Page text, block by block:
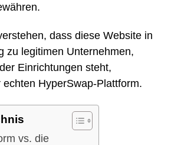
dass diese Website in
zu legitimen Unternehmen,
Einrichtungen steht,
HyperSwap-Plattform.
vs. die